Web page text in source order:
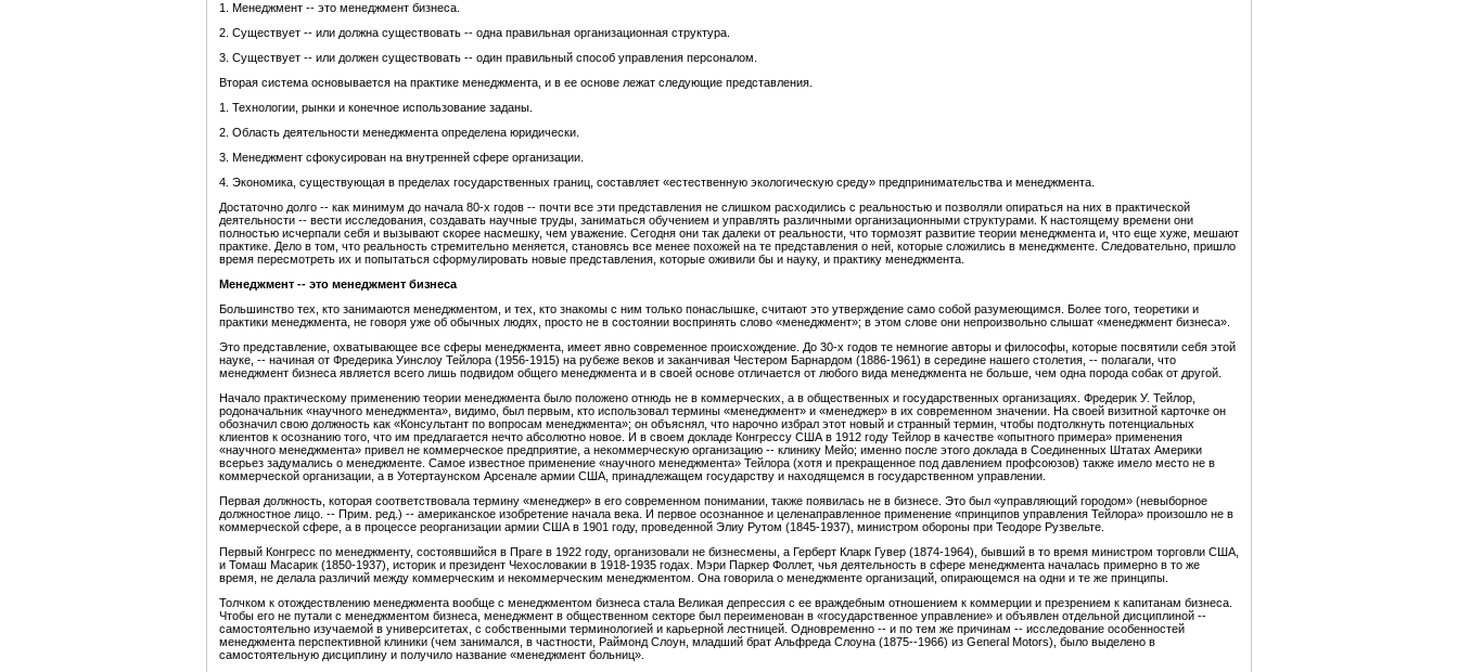
1. Менеджмент -- это менеджмент бизнеса.
2. Существует -- или должна существовать -- одна правильная организационная структура.
3. Существует -- или должен существовать -- один правильный способ управления персоналом.
Вторая система основывается на практике менеджмента, и в ее основе лежат следующие представления.
1. Технологии, рынки и конечное использование заданы.
2. Область деятельности менеджмента определена юридически.
3. Менеджмент сфокусирован на внутренней сфере организации.
4. Экономика, существующая в пределах государственных границ, составляет «естественную экологическую среду» предпринимательства и менеджмента.
Достаточно долго -- как минимум до начала 80-х годов -- почти все эти представления не слишком расходились с реальностью и позволяли опираться на них в практической
деятельности -- вести исследования, создавать научные труды, заниматься обучением и управлять различными организационными структурами. К настоящему времени они
полностью исчерпали себя и вызывают скорее насмешку, чем уважение. Сегодня они так далеки от реальности, что тормозят развитие теории менеджмента и, что еще хуже, мешают
практике. Дело в том, что реальность стремительно меняется, становясь все менее похожей на те представления о ней, которые сложились в менеджменте. Следовательно, пришло
время пересмотреть их и попытаться сформулировать новые представления, которые оживили бы и науку, и практику менеджмента.
Менеджмент -- это менеджмент бизнеса
Большинство тех, кто занимаются менеджментом, и тех, кто знакомы с ним только понаслышке, считают это утверждение само собой разумеющимся. Более того, теоретики и
практики менеджмента, не говоря уже об обычных людях, просто не в состоянии воспринять слово «менеджмент»; в этом слове они непроизвольно слышат «менеджмент бизнеса».
Это представление, охватывающее все сферы менеджмента, имеет явно современное происхождение. До 30-х годов те немногие авторы и философы, которые посвятили себя этой
науке, -- начиная от Фредерика Уинслоу Тейлора (1956-1915) на рубеже веков и заканчивая Честером Барнардом (1886-1961) в середине нашего столетия, -- полагали, что
менеджмент бизнеса является всего лишь подвидом общего менеджмента и в своей основе отличается от любого вида менеджмента не больше, чем одна порода собак от другой.
Начало практическому применению теории менеджмента было положено отнюдь не в коммерческих, а в общественных и государственных организациях. Фредерик У. Тейлор,
родоначальник «научного менеджмента», видимо, был первым, кто использовал термины «менеджмент» и «менеджер» в их современном значении. На своей визитной карточке он
обозначил свою должность как «Консультант по вопросам менеджмента»; он объяснял, что нарочно избрал этот новый и странный термин, чтобы подтолкнуть потенциальных
клиентов к осознанию того, что им предлагается нечто абсолютно новое. И в своем докладе Конгрессу США в 1912 году Тейлор в качестве «опытного примера» применения
«научного менеджмента» привел не коммерческое предприятие, а некоммерческую организацию -- клинику Мейо; именно после этого доклада в Соединенных Штатах Америки
всерьез задумались о менеджменте. Самое известное применение «научного менеджмента» Тейлора (хотя и прекращенное под давлением профсоюзов) также имело место не в
коммерческой организации, а в Уотертаунском Арсенале армии США, принадлежащем государству и находящемся в государственном управлении.
Первая должность, которая соответствовала термину «менеджер» в его современном понимании, также появилась не в бизнесе. Это был «управляющий городом» (невыборное
должностное лицо. -- Прим. ред.) -- американское изобретение начала века. И первое осознанное и целенаправленное применение «принципов управления Тейлора» произошло не в
коммерческой сфере, а в процессе реорганизации армии США в 1901 году, проведенной Элиу Рутом (1845-1937), министром обороны при Теодоре Рузвельте.
Первый Конгресс по менеджменту, состоявшийся в Праге в 1922 году, организовали не бизнесмены, а Герберт Кларк Гувер (1874-1964), бывший в то время министром торговли США,
и Томаш Масарик (1850-1937), историк и президент Чехословакии в 1918-1935 годах. Мэри Паркер Фоллет, чья деятельность в сфере менеджмента началась примерно в то же
время, не делала различий между коммерческим и некоммерческим менеджментом. Она говорила о менеджменте организаций, опирающемся на одни и те же принципы.
Толчком к отождествлению менеджмента вообще с менеджментом бизнеса стала Великая депрессия с ее враждебным отношением к коммерции и презрением к капитанам бизнеса.
Чтобы его не путали с менеджментом бизнеса, менеджмент в общественном секторе был переименован в «государственное управление» и объявлен отдельной дисциплиной --
самостоятельно изучаемой в университетах, с собственными терминологией и карьерной лестницей. Одновременно -- и по тем же причинам -- исследование особенностей
менеджмента перспективной клиники (чем занимался, в частности, Раймонд Слоун, младший брат Альфреда Слоуна (1875--1966) из General Motors), было выделено в
самостоятельную дисциплину и получило название «менеджмент больниц».